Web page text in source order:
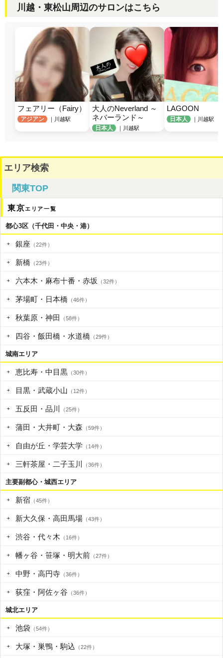
川越・東松山周辺のサロンはこちら
フェアリー（Fairy）
アジアン ｜川越駅
大人のNeverland ～
ネバーランド～
日本人 ｜川越駅
LAGOON
日本人 ｜川越駅
エリア検索
関東TOP
東京エリア一覧
都心3区（千代田・中央・港）
銀座 （22件）
新橋 （23件）
六本木・麻布十番・赤坂 （32件）
茅場町・日本橋 （46件）
秋葉原・神田 （58件）
四谷・飯田橋・水道橋 （29件）
城南エリア
恵比寿・中目黒 （30件）
目黒・武蔵小山 （12件）
五反田・品川 （25件）
蒲田・大井町・大森 （59件）
自由が丘・学芸大学 （14件）
三軒茶屋・二子玉川 （36件）
主要副都心・城西エリア
新宿 （45件）
新大久保・高田馬場 （43件）
渋谷・代々木 （16件）
幡ヶ谷・笹塚・明大前 （27件）
中野・高円寺 （36件）
荻窪・阿佐ヶ谷 （36件）
城北エリア
池袋 （54件）
大塚・巣鴨・駒込 （22件）